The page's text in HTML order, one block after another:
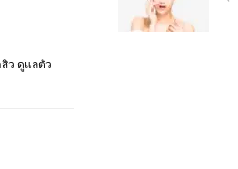
สิว ดูแลตัว